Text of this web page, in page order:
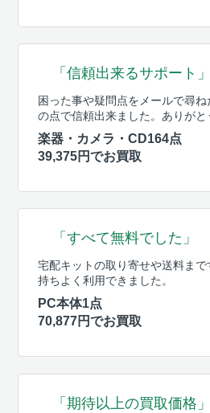
「信頼出来るサポート」
困った事や疑問点をメールで尋
の点で信頼出来ました。ありがと
楽器・カメラ・CD164点
39,375円でお買取
「すべて無料でした」
宅配キットの取り寄せや送料ま
持ちよく利用できました。
PC本体1点
70,877円でお買取
「期待以上の買取価格」